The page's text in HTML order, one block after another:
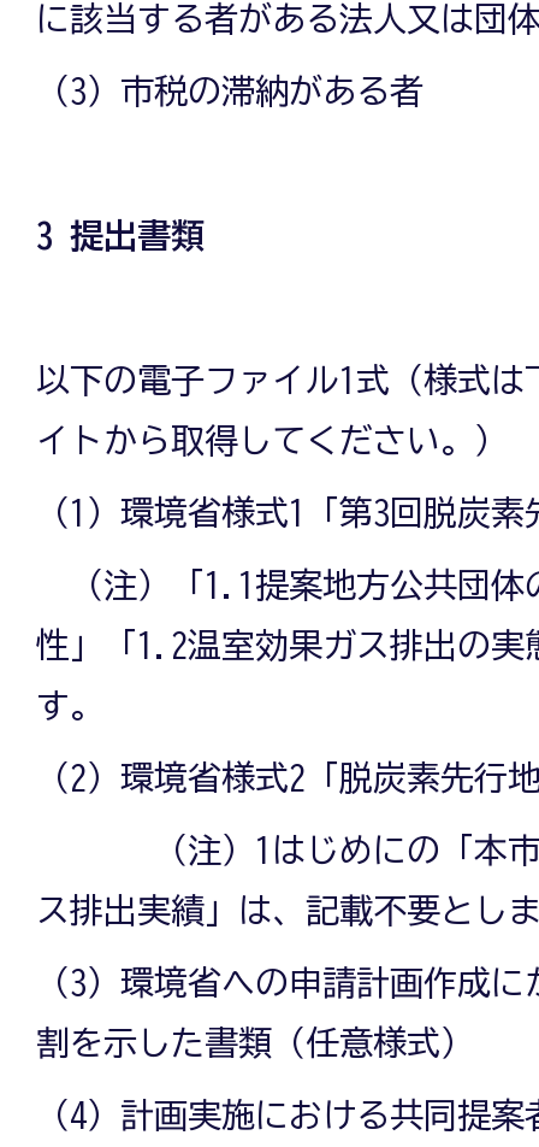
に該当する者がある法人又は団
（3）市税の滞納がある者
3 提出書類
以下の電子ファイル1式（様式
イトから取得してください。）
（1）環境省様式1「第3回脱炭
（注）「1.1提案地方公共団体
性」「1.2温室効果ガス排出の実
す。
（2）環境省様式2「脱炭素先行
（注）1はじめにの「本市
ス排出実績」は、記載不要とし
（3）環境省への申請計画作成
割を示した書類（任意様式）
（4）計画実施における共同提